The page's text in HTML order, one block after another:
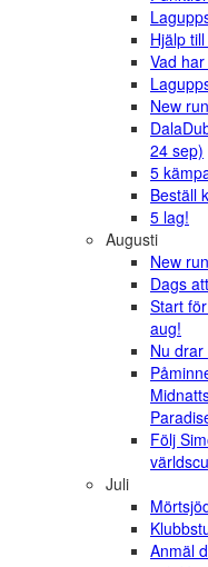
Hjälp
Vad
New
24 sep)
5
Beställ
5 lag!
Augusti
New
Dags
Start
aug!
Nu
Följ
Juli
Anmäl